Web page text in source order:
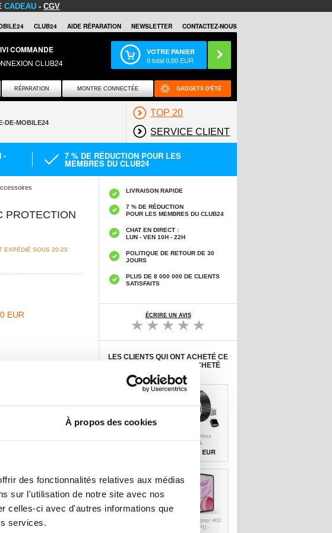
À propos des cookies
des fonctionnalités relatives aux médias
sur l'utilisation de notre site avec nos
celles-ci avec d'autres informations que
services.
CADEAU - CGV
CLUB24 AIDE RÉPARATION NEWSLETTER CONTACTEZ-NOUS
COMMANDE
CLUB24
VOTRE PANIER
0total0,00 EUR
RÉPARATION MONTRE CONNECTÉE GADGETS D'ÉTÉ
TOP 20
SERVICE CLIENT
- 7 % DE RÉDUCTION POUR LES
MEMBRES DU CLUB24
PROTECTION
EXPÉDIÉ SOUS 20-25
EUR
LIVRAISON RAPIDE
7 % DE RÉDUCTION
POUR LES MEMBRES DU CLUB24
CHAT EN DIRECT :
LUN - VEN 10H - 22H
POLITIQUE DE RETOUR DE 30
JOURS
PLUS DE 8 000 000 DE CLIENTS
SATISFAITS
ÉCRIRE UN AVIS
LES CLIENTS QUI ONT ACHETÉ CE
PRODUIT ONT AUSSI ACHETÉ
M47 Wireless
CarPlay &
Android Auto
Adapter - Noir
EUR
Coque Honor 400
Pro en TPU -